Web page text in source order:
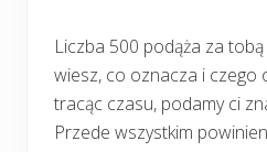
Liczba 500 podąża za
wiesz, co oznacza i czego
tracąc czasu, podamy ci
Przede wszystkim